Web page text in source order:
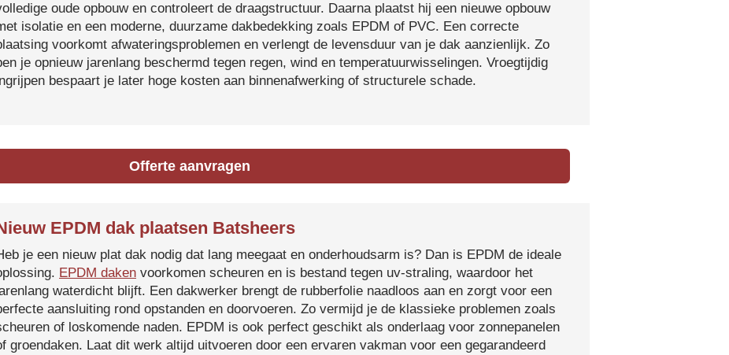
oude opbouw en controleert de draagstructuur. Daarna plaatst hij een nieuwe opbouw
isolatie en een moderne, duurzame dakbedekking zoals EPDM of PVC. Een correcte
voorkomt afwateringsproblemen en verlengt de levensduur van je dak aanzienlijk. Zo
je opnieuw jarenlang beschermd tegen regen, wind en temperatuurwisselingen. Vroegtijdig
bespaart je later hoge kosten aan binnenafwerking of structurele schade.
Offerte aanvragen
EPDM dak plaatsen Batsheers
je een nieuw plat dak nodig dat lang meegaat en onderhoudsarm is? Dan is EPDM de ideale
EPDM daken voorkomen scheuren en is bestand tegen uv-straling, waardoor het
waterdicht blijft. Een dakwerker brengt de rubberfolie naadloos aan en zorgt voor een
aansluiting rond opstanden en doorvoeren. Zo vermijd je de klassieke problemen zoals
of loskomende naden. EPDM is ook perfect geschikt als onderlaag voor zonnepanelen
groendaken. Laat dit werk altijd uitvoeren door een ervaren vakman voor een gegarandeerd